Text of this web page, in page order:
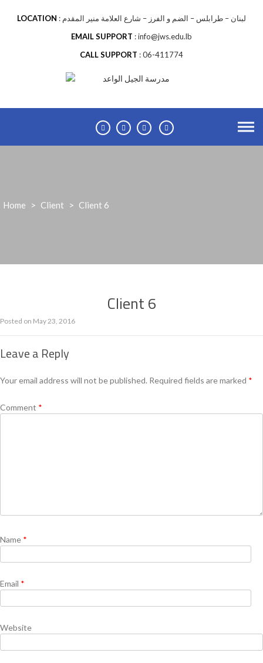
LOCATION
لبنان – طرابلس – الضم و الفرز – شارع العلامة منير المقدم
EMAIL SUPPORT
info@jws.edu.lb
CALL SUPPORT
06-411774
Home > Client > Client 6
Client 6
Posted on May 23, 2016
Leave a Reply
Your email address will not be published. Required fields are marked *
Comment *
Name *
Email *
Website